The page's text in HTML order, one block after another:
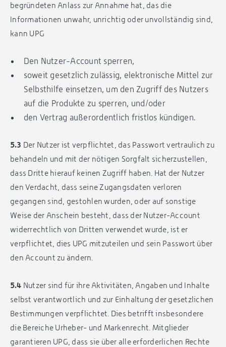
begründeten Anlass zur Annahme hat, das die
Informationen unwahr, unrichtig oder unvollständig sind,
kann UPG
Den Nutzer-Account sperren,
soweit gesetzlich zulässig, elektronische Mittel zur
Selbsthilfe einsetzen, um den Zugriff des Nutzers
auf die Produkte zu sperren, und/oder
den Vertrag außerordentlich fristlos kündigen.
5.3 Der Nutzer ist verpflichtet, das Passwort vertraulich zu
behandeln und mit der nötigen Sorgfalt sicherzustellen,
dass Dritte hierauf keinen Zugriff haben. Hat der Nutzer
den Verdacht, dass seine Zugangsdaten verloren
gegangen sind, gestohlen wurden, oder auf sonstige
Weise der Anschein besteht, dass der Nutzer-Account
widerrechtlich von Dritten verwendet wurde, ist er
verpflichtet, dies UPG mitzuteilen und sein Passwort über
den Account zu ändern.
5.4 Nutzer sind für ihre Aktivitäten, Angaben und Inhalte
selbst verantwortlich und zur Einhaltung der gesetzlichen
Bestimmungen verpflichtet. Dies betrifft insbesondere
die Bereiche Urheber- und Markenrecht. Mitglieder
garantieren UPG, dass sie über alle erforderlichen Rechte